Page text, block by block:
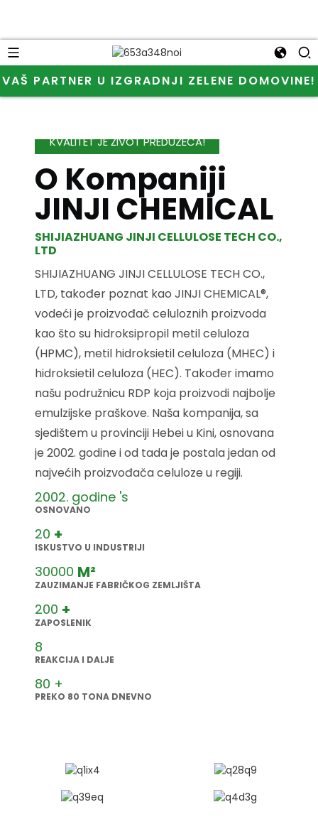
VAŠ PARTNER U IZGRADNJI ZELENE DOMOVINE!
KVALITET JE ŽIVOT PREDUZEĆA!
O Kompaniji
JINJI CHEMICAL
SHIJIAZHUANG JINJI CELLULOSE TECH CO.,
LTD
SHIJIAZHUANG JINJI CELLULOSE TECH CO.,
LTD, također poznat kao JINJI CHEMICAL®,
vodeći je proizvođač celuloznih proizvoda
kao što su hidroksipropil metil celuloza
(HPMC), metil hidroksietil celuloza (MHEC) i
hidroksietil celuloza (HEC). Također imamo
našu podružnicu RDP koja proizvodi najbolje
emulzijske praškove. Naša kompanija, sa
sjedištem u provinciji Hebei u Kini, osnovana
je 2002. godine i od tada je postala jedan od
najvećih proizvođača celuloze u regiji.
2002. godine 's
OSNOVANO
20 +
ISKUSTVO U INDUSTRIJI
30000 M²
ZAUZIMANJE FABRIČKOG ZEMLJIŠTA
200 +
ZAPOSLENIK
8
REAKCIJA I DALJE
80 +
PREKO 80 TONA DNEVNO